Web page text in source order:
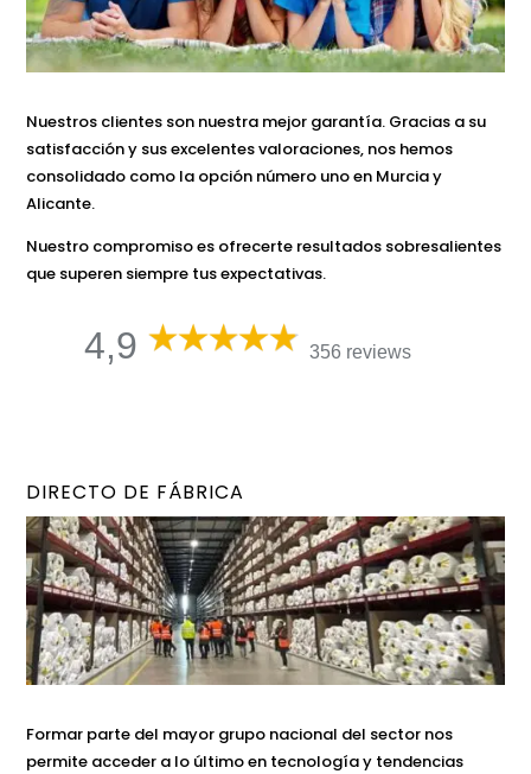
Nuestros clientes son nuestra mejor garantía. Gracias a su
satisfacción y sus excelentes valoraciones, nos hemos
consolidado como la opción número uno en Murcia y
Alicante.
Nuestro compromiso es ofrecerte resultados sobresalientes
que superen siempre tus expectativas.
4,9 356 reviews
DIRECTO DE FÁBRICA
Formar parte del mayor grupo nacional del sector nos
permite acceder a lo último en tecnología y tendencias